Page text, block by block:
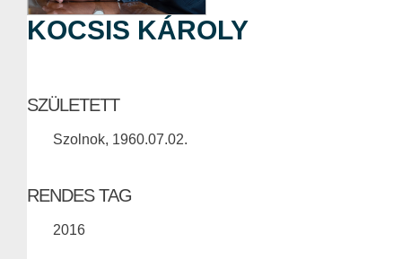
KOCSIS KÁROLY
SZÜLETETT
Szolnok, 1960.07.02.
RENDES TAG
2016